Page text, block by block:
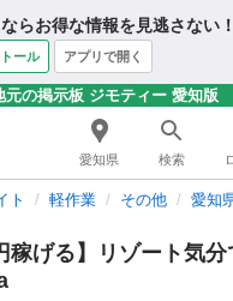
らお得な情報を見逃さない！
ール アプリで開く
元の掲示板 ジモティー 愛知版
愛知県 検索
ト 軽作業 その他 愛知
稼げる】リゾート気